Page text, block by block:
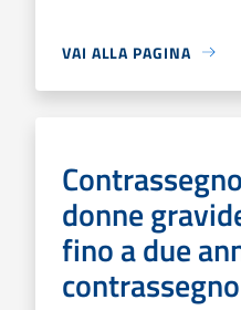
VAI ALLA PAGINA
donne
fino a due
contrassegno